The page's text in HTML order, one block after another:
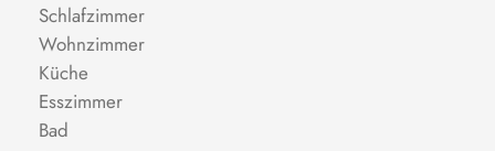
Schlafzimmer
Wohnzimmer
Küche
Esszimmer
Bad